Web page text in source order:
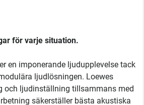
för varje situation.
en imponerande ljudupplevelse tack
ljudlösningen. Loewes
och ljudinställning tillsammans med
säkerställer bästa akustiska